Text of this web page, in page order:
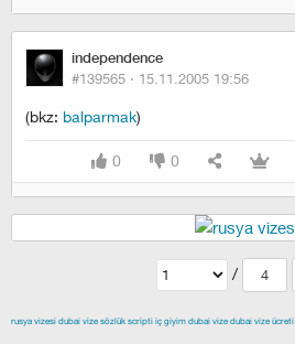
independence
#139565 · 15.11.2005 19:56
(bkz: balparmak)
0 0
/ 4
rusya vizesi dubai vize sözlük scripti iç giyim dubai vize dubai vize ücreti